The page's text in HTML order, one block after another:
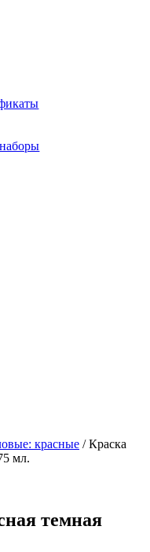
красные / Краска
мл.
темная